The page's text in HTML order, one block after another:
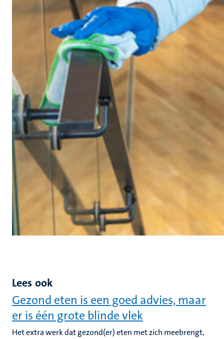
Lees ook
Gezond eten is een goed advies, maar
er is één grote blinde vlek
Het extra werk dat gezond(er) eten met zich meebrengt,